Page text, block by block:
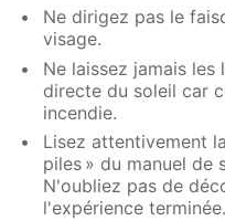
Ne dirigez pas le
visage.
Ne laissez jamais les
directe du soleil car
incendie.
Lisez attentivement
piles » du manuel de
N'oubliez pas de
l'expérience terminée.